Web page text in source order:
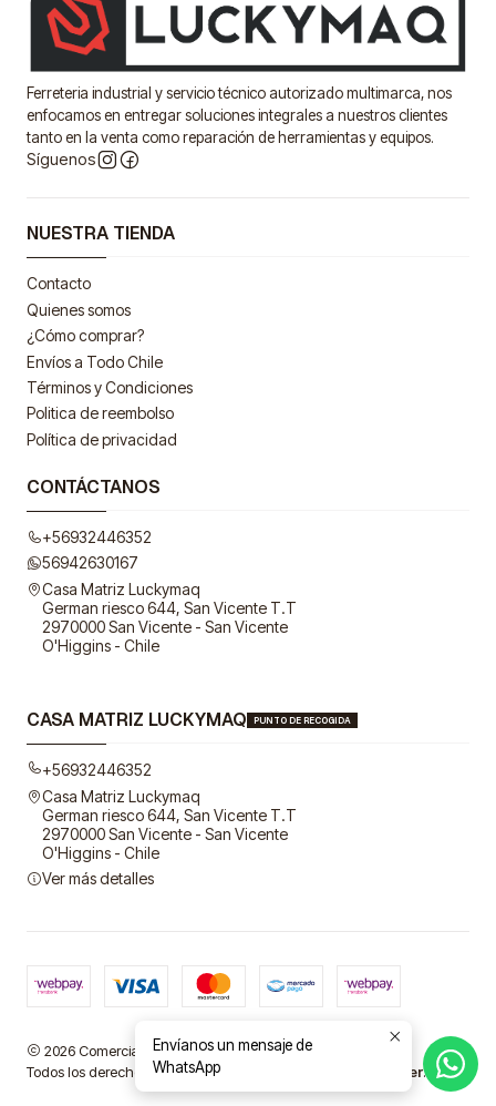
Ferreteria industrial y servicio técnico autorizado multimarca, nos
enfocamos en entregar soluciones integrales a nuestros clientes
tanto en la venta como reparación de herramientas y equipos.
Síguenos
NUESTRA TIENDA
Contacto
Quienes somos
¿Cómo comprar?
Envíos a Todo Chile
Términos y Condiciones
Politica de reembolso
Política de privacidad
CONTÁCTANOS
+56932446352
56942630167
Casa Matriz Luckymaq
German riesco 644, San Vicente T.T
2970000 San Vicente - San Vicente
O'Higgins - Chile
CASA MATRIZ LUCKYMAQ PUNTO DE RECOGIDA
+56932446352
Casa Matriz Luckymaq
German riesco 644, San Vicente T.T
2970000 San Vicente - San Vicente
O'Higgins - Chile
Ver más detalles
2026 Comercial LuckyMaq SpA.
Todos los derechos reservados.
Desarrollado por Jumpseller.
Envíanos un mensaje de
WhatsApp